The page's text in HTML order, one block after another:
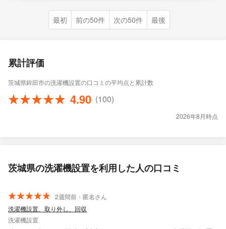
最初 前の50件 次の50件 最後
累計評価
茨城県鉾田市の洗濯機設置の口コミの平均点と累計数
4.90 (100)
2026年8月時点
茨城県の洗濯機設置を利用した人の口コミ
2週間前・匿名さん
洗濯機設置、取り外し、回収
洗濯機設置